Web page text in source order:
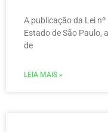
A publicação da Lei
Estado de São Paulo,
de
LEIA MAIS »